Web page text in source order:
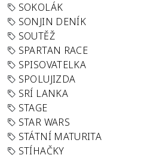
SOKOLÁK
SONJIN DENÍK
SOUTĚŽ
SPARTAN RACE
SPISOVATELKA
SPOLUJIZDA
SRÍ LANKA
STAGE
STAR WARS
STÁTNÍ MATURITA
STÍHAČKY